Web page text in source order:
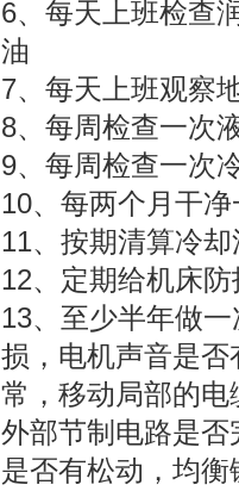
6、每天上班检查
油
7、每天上班观察
8、每周检查一次
9、每周检查一次
10、每两个月干
11、按期清算冷
12、定期给机床
13、至少半年做
损，电机声音是
常，移动局部的
外部节制电路是
是否有松动，均